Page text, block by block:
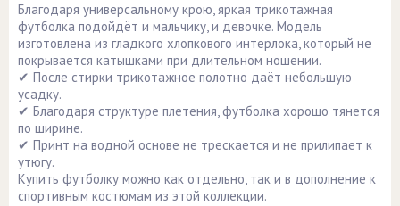
Благодаря универсальному крою, яркая трикотажная
футболка подойдёт и мальчику, и девочке. Модель
изготовлена из гладкого хлопкового интерлока, который не
покрывается катышками при длительном ношении.
✔ После стирки трикотажное полотно даёт небольшую
усадку.
✔ Благодаря структуре плетения, футболка хорошо тянется
по ширине.
✔ Принт на водной основе не трескается и не прилипает к
утюгу.
Купить футболку можно как отдельно, так и в дополнение к
спортивным костюмам из этой коллекции.